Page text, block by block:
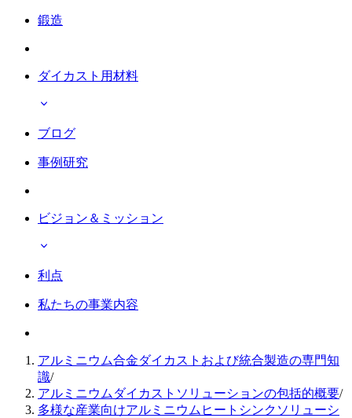
鍛造
ダイカスト用材料
ブログ
事例研究
ビジョン＆ミッション
利点
私たちの事業内容
アルミニウム合金ダイカストおよび統合製造の専門知
識/
アルミニウムダイカストソリューションの包括的概要/
多様な産業向けアルミニウムヒートシンクソリューシ